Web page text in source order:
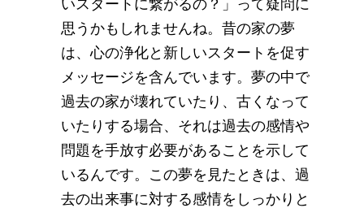
思うかもしれませんね。昔の家の夢
は、心の浄化と新しいスタートを促す
メッセージを含んでいます。夢の中で
過去の家が壊れていたり、古くなって
いたりする場合、それは過去の感情や
問題を手放す必要があることを示して
いるんです。この夢を見たときは、過
去の出来事に対する感情をしっかりと